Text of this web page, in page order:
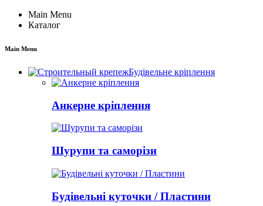
Main Menu
Каталог
Main Menu
Будівельне кріплення
Анкерне кріплення
Шурупи та саморізи
Будівельні куточки / Пластини